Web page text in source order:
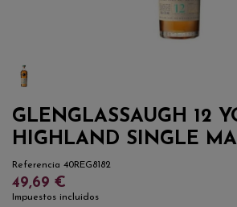
GLENGLASSAUGH 12
HIGHLAND SINGLE
Referencia 40REG8182
49,69 €
Impuestos incluidos